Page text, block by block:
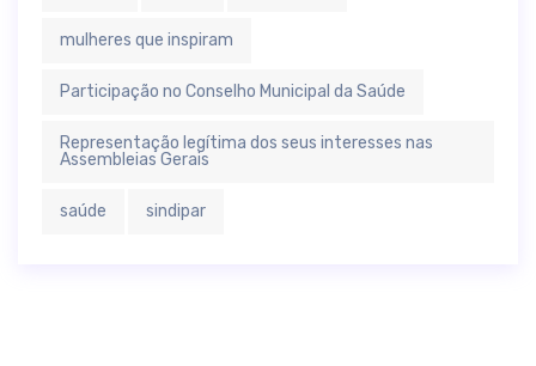
mulheres que inspiram
Participação no Conselho Municipal da Saúde
Representação legítima dos seus interesses nas
Assembleias Gerais
saúde sindipar